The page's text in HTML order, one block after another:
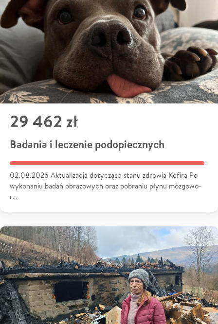
29 462 zł
Badania i leczenie podopiecznych
02.08.2026 Aktualizacja dotycząca stanu zdrowia Kefira Po
wykonaniu badań obrazowych oraz pobraniu płynu mózgowo-
r…